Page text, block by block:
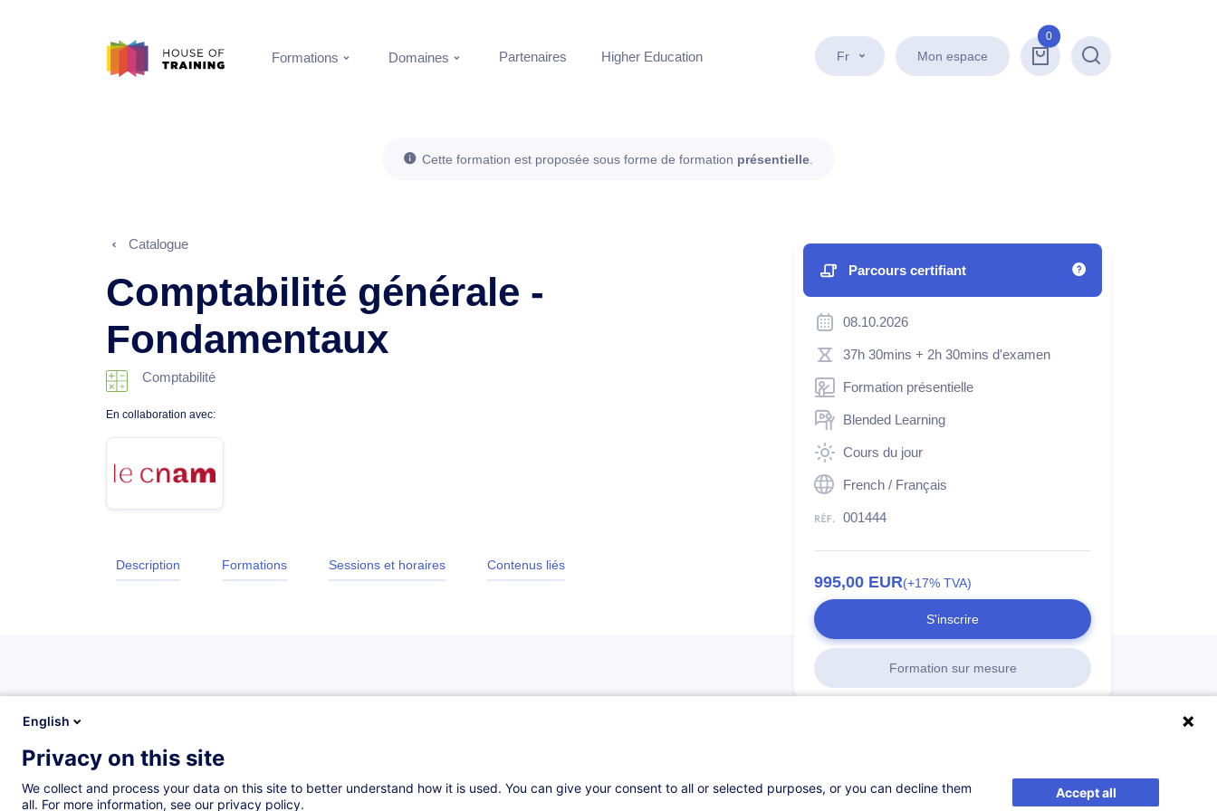
Fr Mon espace
0
Recherche
Formations Domaines Partenaires Higher Education
Cette formation est proposée sous forme de formation présentielle
Catalogue
Comptabilité générale -
Fondamentaux
Comptabilité
En collaboration avec:
Description Formations Sessions et horaires Contenus liés
Parcours certifiant
08.10.2026
37h 30mins + 2h 30mins d'examen
Formation présentielle
Blended Learning
Cours du jour
French / Français
001444
995,00 EUR(+17% TVA)
S'inscrire
Formation sur mesure
English
Privacy on this site
We collect and process your data on this site to better understand how it is used. You can give your consent to all or selected purposes, or you can decline them
all. For more information, see our privacy policy.
Accept all